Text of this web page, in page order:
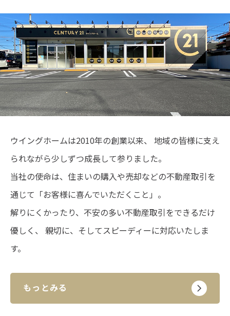
ウイングホームは2010年の創業以来、
地域の皆様に支え
られながら少しずつ成長して参りました。
当社の使命は、住まいの購入や売却などの不動産取引を
通じて「お客様に喜んでいただくこと」。
解りにくかったり、不安の多い不動産取引をできるだけ
優しく、
親切に、そしてスピーディーに対応いたしま
す。
もっとみる